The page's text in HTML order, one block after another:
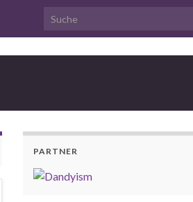
Search for:
PARTNER